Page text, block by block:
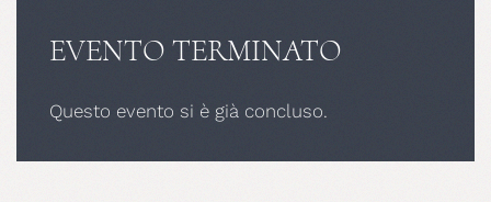
EVENTO TERMINATO
Questo evento si è già concluso.